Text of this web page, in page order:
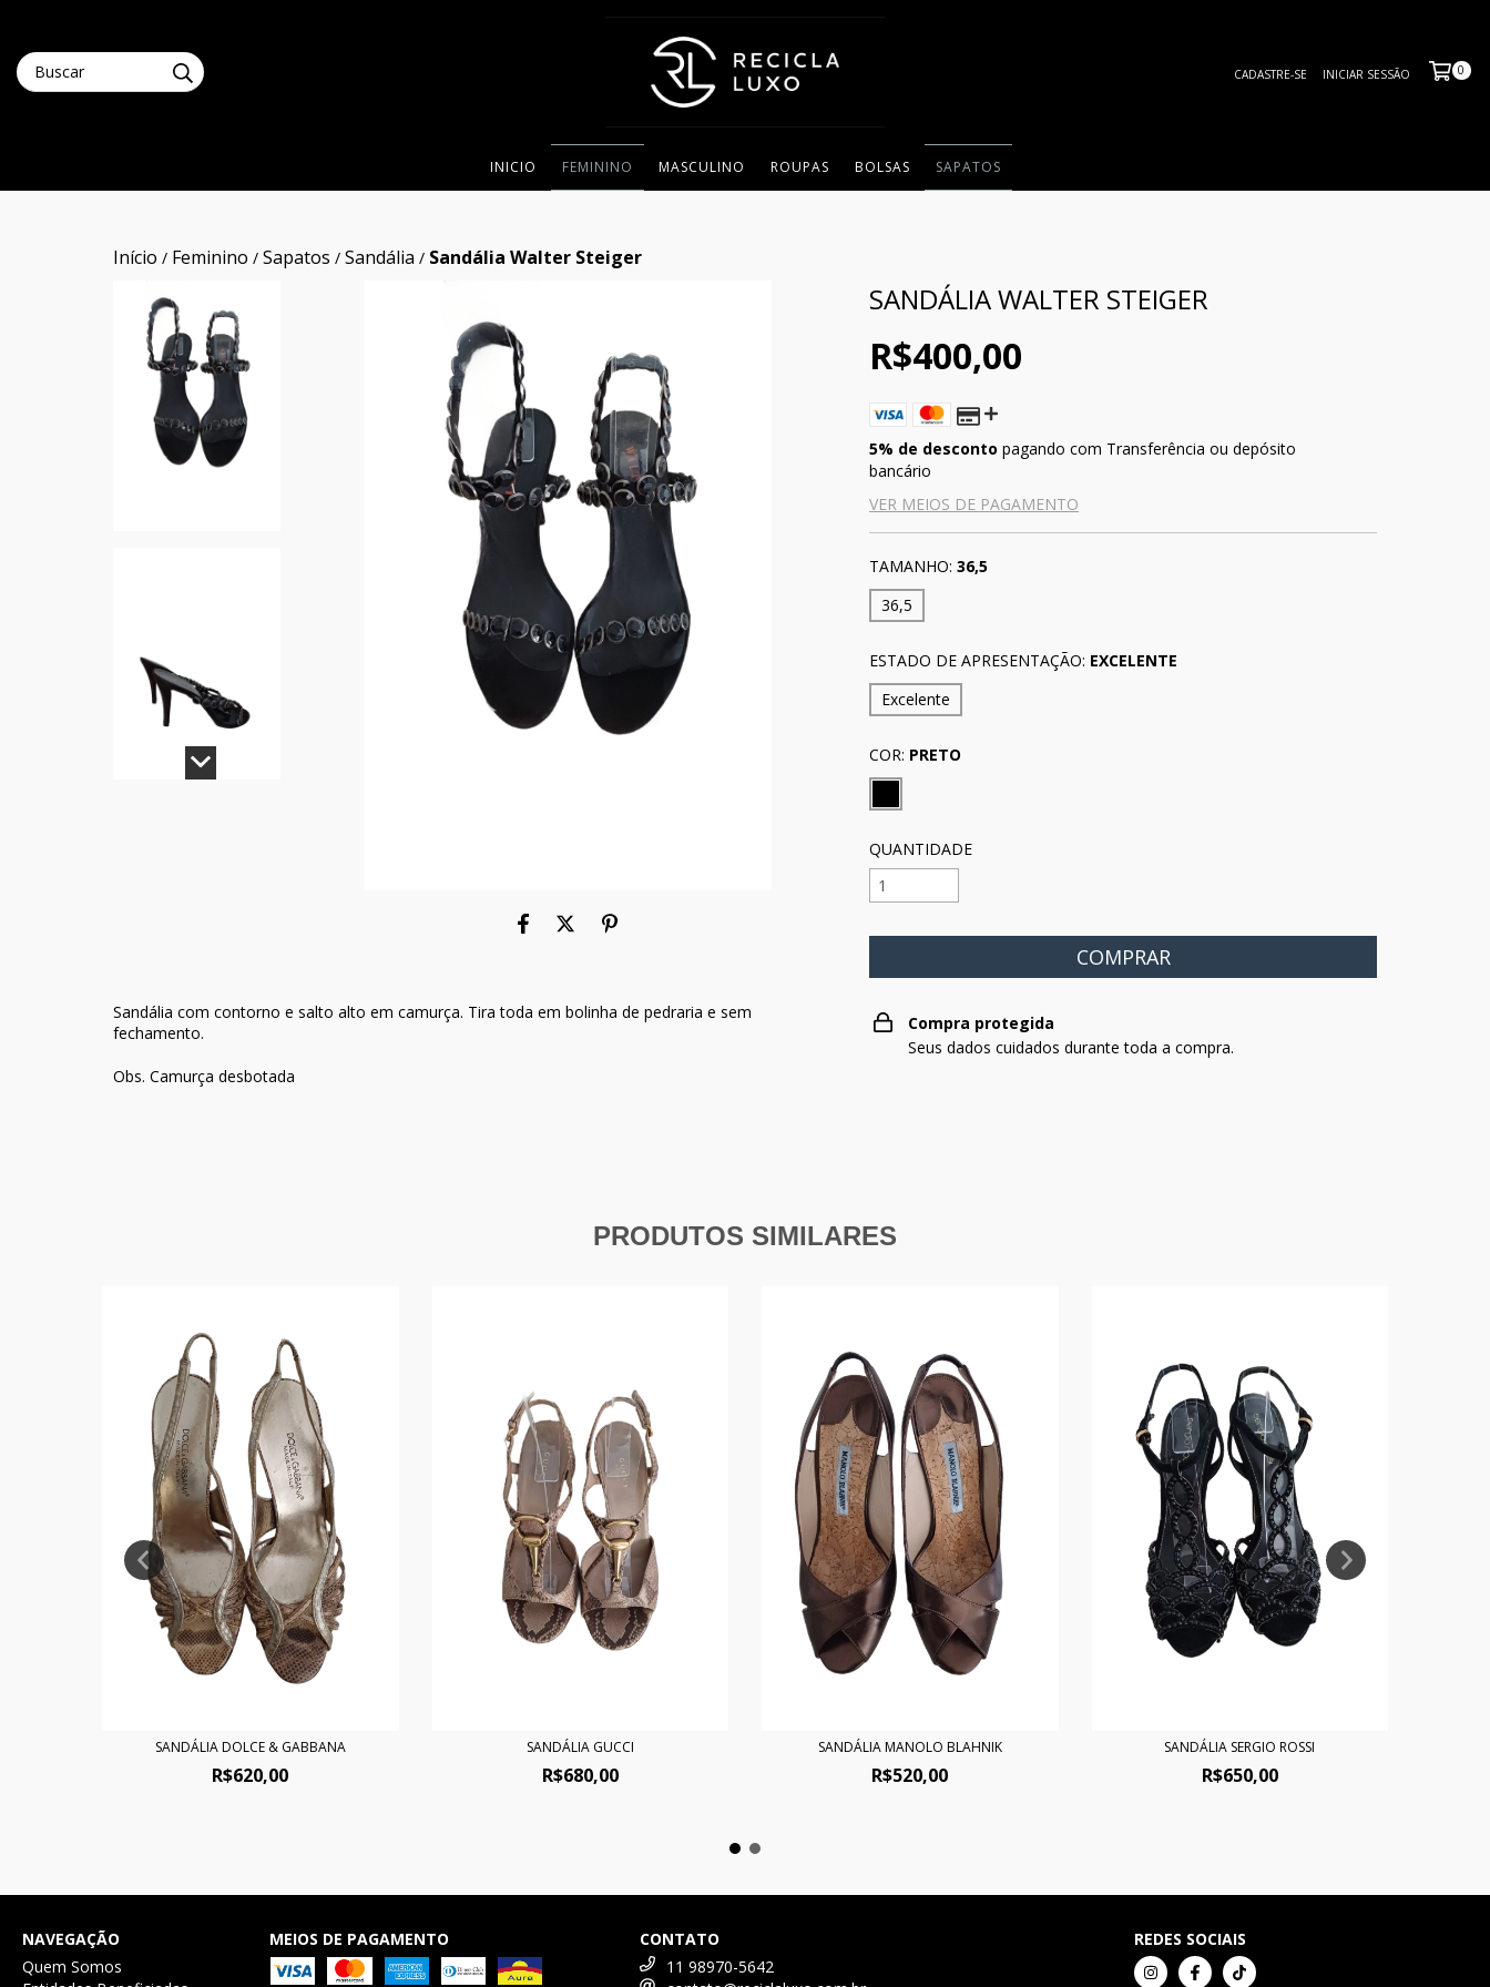
CADASTRE-SE INICIAR SESSÃO 0
INICIO FEMININO MASCULINO ROUPAS BOLSAS SAPATOS
Início / Feminino / Sapatos / Sandália / Sandália Walter Steiger
Sandália com contorno e salto alto em camurça. Tira toda em bolinha de pedraria e sem
fechamento.
Obs. Camurça desbotada
SANDÁLIA WALTER STEIGER
R$400,00
5% de desconto pagando com Transferência ou depósito
bancário
VER MEIOS DE PAGAMENTO
TAMANHO: 36,5
36,5
ESTADO DE APRESENTAÇÃO: EXCELENTE
Excelente
COR: PRETO
QUANTIDADE
Compra protegida
Seus dados cuidados durante toda a compra.
PRODUTOS SIMILARES
SANDÁLIA DOLCE & GABBANA
R$620,00
SANDÁLIA GUCCI
R$680,00
SANDÁLIA MANOLO BLAHNIK
R$520,00
SANDÁLIA SERGIO ROSSI
R$650,00
NAVEGAÇÃO
Quem Somos
MEIOS DE PAGAMENTO
CONTATO
11 98970-5642
REDES SOCIAIS